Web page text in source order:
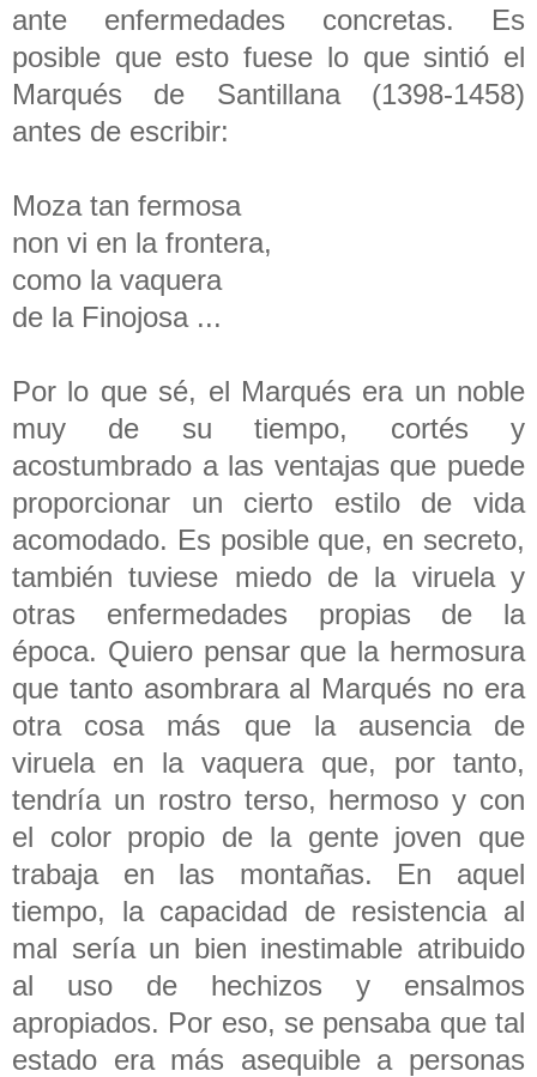
ante enfermedades concretas. Es
posible que esto fuese lo que sintió el
Marqués de Santillana (1398-1458)
antes de escribir:
Moza tan fermosa
non vi en la frontera,
como la vaquera
de la Finojosa ...
Por lo que sé, el Marqués era un noble
muy de su tiempo, cortés y
acostumbrado a las ventajas que puede
proporcionar un cierto estilo de vida
acomodado. Es posible que, en secreto,
también tuviese miedo de la viruela y
otras enfermedades propias de la
época. Quiero pensar que la hermosura
que tanto asombrara al Marqués no era
otra cosa más que la ausencia de
viruela en la vaquera que, por tanto,
tendría un rostro terso, hermoso y con
el color propio de la gente joven que
trabaja en las montañas. En aquel
tiempo, la capacidad de resistencia al
mal sería un bien inestimable atribuido
al uso de hechizos y ensalmos
apropiados. Por eso, se pensaba que tal
estado era más asequible a personas